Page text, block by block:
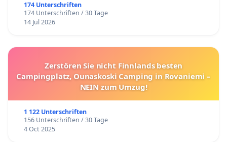
174 Unterschriften
174 Unterschriften / 30 Tage
14 Jul 2026
Zerstören Sie nicht Finnlands besten
Campingplatz, Ounaskoski Camping in Rovaniemi –
NEIN zum Umzug!
1 122 Unterschriften
156 Unterschriften / 30 Tage
4 Oct 2025